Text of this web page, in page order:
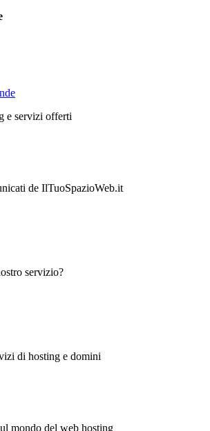
e servizi offerti
de IlTuoSpazioWeb.it
servizio?
di hosting e domini
mondo del web hosting